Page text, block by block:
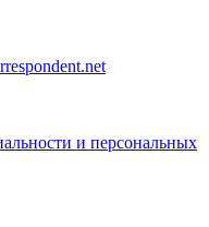
и персональных